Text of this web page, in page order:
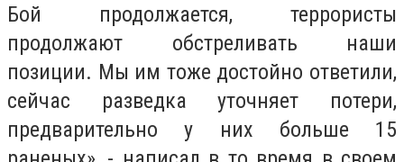
Бой продолжается, террористы
продолжают обстреливать наши
позиции. Мы им тоже достойно ответили,
сейчас разведка уточняет потери,
предварительно у них больше 15